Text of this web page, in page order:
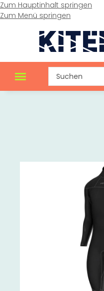
Zum Hauptinhalt springen
Zum Menü springen